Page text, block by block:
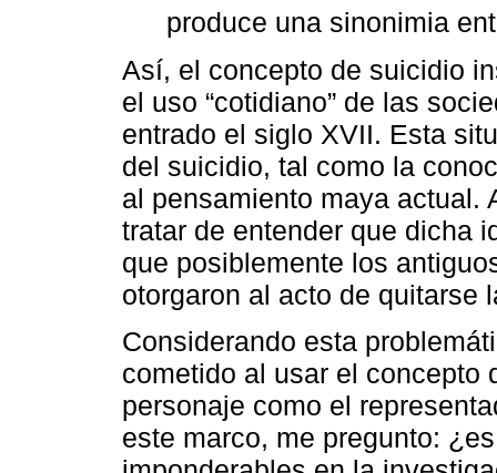
produce una sinonimia
Así, el concepto de suicidio
el uso “cotidiano” de las
entrado el siglo XVII. Esta
del suicidio, tal como la
al pensamiento maya actual.
tratar de entender que dicha
que posiblemente los
otorgaron al acto de quitarse
Considerando esta
cometido al usar el concepto
personaje como el
este marco, me pregunto: